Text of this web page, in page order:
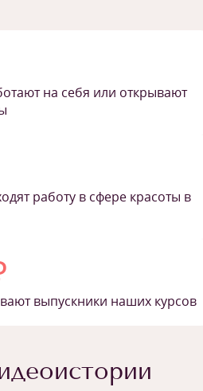
на себя или открывают
работу в сфере красоты в
выпускники наших курсов